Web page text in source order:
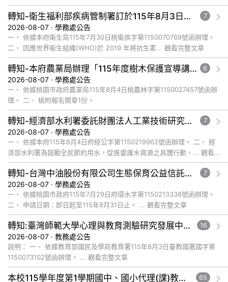
完整文章
轉知-衛生福利部疾病管制署訂於115年8月3日至9月21日辦理「抗生素聰明用，防疫一體齊行動」插畫徵件活動 7
2026-08-07 · 學務處公告
一、 依據本府衛生局115年7月30日桃衛疾字第1150070769號函辦理。
二、 因應世界衛生組織(WHO)於 2019 年將抗生素... 觀看完整文章
轉知-本府農業局辦理「115年度樹木保護宣導講習第一場次與第二場次」 6
2026-08-07 · 學務處公告
一、 依據桃園市政府農業局115年8月4日桃農林字第1150027457號函辦
理。 二、 檢附報名簡章1份。
轉知-經濟部水利署委託財團法人工業技術研究院辦理「115年表揚節約用水績優單位及節水達人選拔活動」 7
2026-08-07 · 學務處公告
一、 依據本府115年8月4日府經公字第1150219962號函辦理。 二、 經
濟部水利署為鼓勵全民節約用水，促進愛護水資源之具體行動，... 觀看
完整文章
轉知-台灣中油股份有限公司生態保育公益信託基金116年度補助計畫徵件須知 7
2026-08-07 · 學務處公告
一、 依據桃園市政府115年7月29日府環水字第1150213338號函辦理。
二、 申請日期：即日起至115年8月31日止。 ... 觀看完整文章
轉知:臺灣師範大學心理與教育測驗研究發展中心辦理115年國中教育會考命題研習會實施計畫，請教師踴躍報名參加 16
2026-08-07 · 教務處公告
說明： 一、 依據教育部國民及學前教育署115年8月3日臺教國署國字第
1150073102號函辦理。 ... 觀看完整文章
本校115學年度第1學期國中、國小代理(課)教師115年8月6日甄選結果 65